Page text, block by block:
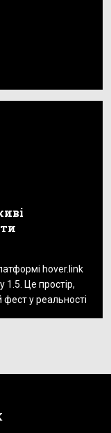
hover.link
Це простір,
у реальності